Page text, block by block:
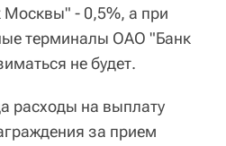
- 0,5%, а при
терминалы ОАО "Банк
не будет.
расходы на выплату
за прием